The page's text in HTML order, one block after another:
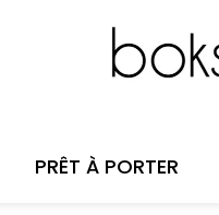
PRÊT À PORTER